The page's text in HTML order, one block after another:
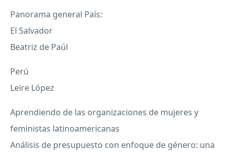
Panorama general País:
El Salvador
Beatriz de Paúl
Perú
Leire López
Aprendiendo de las organizaciones de mujeres y
feministas latinoamericanas
Análisis de presupuesto con enfoque de género: una